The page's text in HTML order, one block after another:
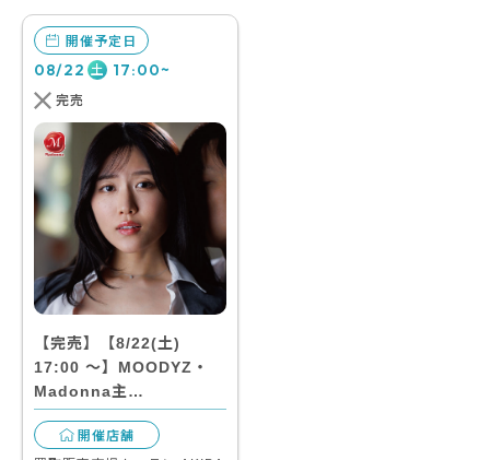
開催予定日
08/22 土 17:00~
完売
【完売】【8/22(土)
17:00 〜】MOODYZ・
Madonna主…
開催店舗